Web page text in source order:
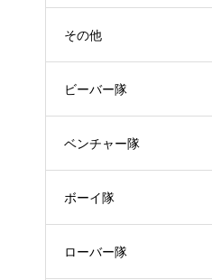
その他
ビーバー隊
ベンチャー隊
ボーイ隊
ローバー隊